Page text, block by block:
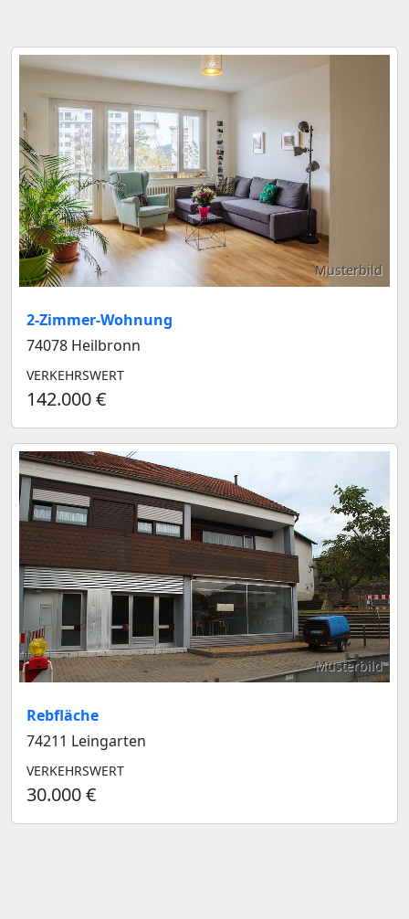
Musterbild
2-Zimmer-Wohnung
74078 Heilbronn
VERKEHRSWERT
142.000 €
Musterbild
Rebfläche
74211 Leingarten
VERKEHRSWERT
30.000 €